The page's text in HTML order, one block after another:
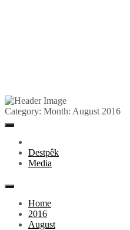
Skip
to
content
Pêlkurd
Category: Month: August 2016
Primary
Destpêk
Media
Home
2016
August